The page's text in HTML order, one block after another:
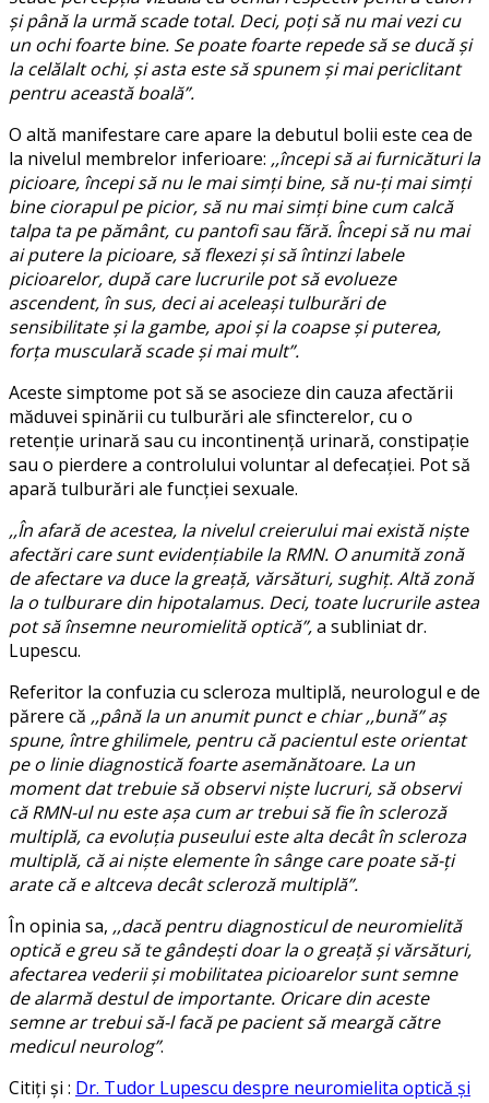
și până la urmă scade total. Deci, poți să nu mai vezi cu
un ochi foarte bine. Se poate foarte repede să se ducă și
la celălalt ochi, și asta este să spunem și mai periclitant
pentru această boală”.
O altă manifestare care apare la debutul bolii este cea de
la nivelul membrelor inferioare: ,,începi să ai furnicături la
picioare, începi să nu le mai simți bine, să nu-ți mai simți
bine ciorapul pe picior, să nu mai simți bine cum calcă
talpa ta pe pământ, cu pantofi sau fără. Începi să nu mai
ai putere la picioare, să flexezi și să întinzi labele
picioarelor, după care lucrurile pot să evolueze
ascendent, în sus, deci ai aceleași tulburări de
sensibilitate și la gambe, apoi și la coapse și puterea,
forța musculară scade și mai mult”.
Aceste simptome pot să se asocieze din cauza afectării
măduvei spinării cu tulburări ale sfincterelor, cu o
retenție urinară sau cu incontinență urinară, constipație
sau o pierdere a controlului voluntar al defecației. Pot să
apară tulburări ale funcției sexuale.
,,În afară de acestea, la nivelul creierului mai există niște
afectări care sunt evidențiabile la RMN. O anumită zonă
de afectare va duce la greață, vărsături, sughiț. Altă zonă
la o tulburare din hipotalamus. Deci, toate lucrurile astea
pot să însemne neuromielită optică”,a subliniat dr.
Lupescu.
Referitor la confuzia cu scleroza multiplă, neurologul e de
părere că ,,până la un anumit punct e chiar ,,bună” aș
spune, între ghilimele, pentru că pacientul este orientat
pe o linie diagnostică foarte asemănătoare. La un
moment dat trebuie să observi niște lucruri, să observi
că RMN-ul nu este așa cum ar trebui să fie în scleroză
multiplă, ca evoluția puseului este alta decât în scleroza
multiplă, că ai niște elemente în sânge care poate să-ți
arate că e altceva decât scleroză multiplă”.
În opinia sa, ,,dacă pentru diagnosticul de neuromielită
optică e greu să te gândești doar la o greață și vărsături,
afectarea vederii și mobilitatea picioarelor sunt semne
de alarmă destul de importante. Oricare din aceste
semne ar trebui să-l facă pe pacient să meargă către
medicul neurolog”.
Citiți și : Dr. Tudor Lupescu despre neuromielita optică și